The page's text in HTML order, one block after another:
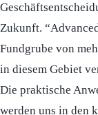
Zukunft.
Fundgrube von
in diesem Gebiet
Die praktische
werden uns in den